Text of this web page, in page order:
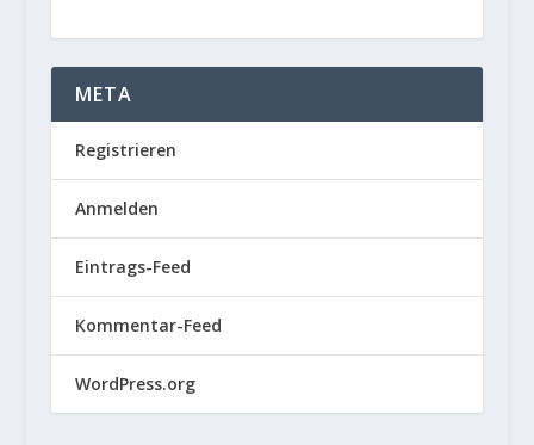
META
Registrieren
Anmelden
Eintrags-Feed
Kommentar-Feed
WordPress.org